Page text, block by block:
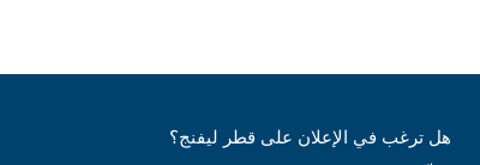
هل ترغب في الإعلان على قطر ليفنج؟